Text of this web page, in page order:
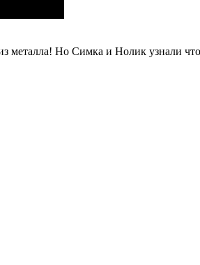
металла! Но Симка и Нолик узнали